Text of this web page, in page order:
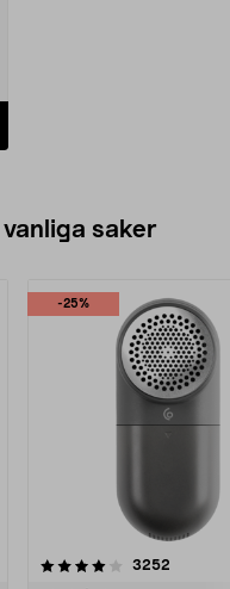
saker
-25%
3252
4.5av 5 stjärnor